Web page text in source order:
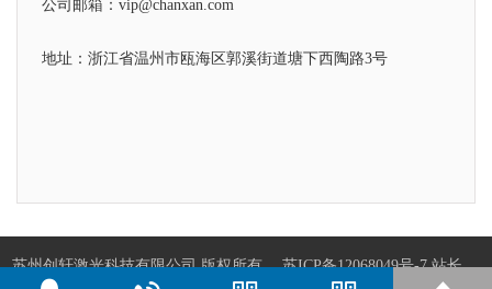
公司邮箱：vip@chanxan.com
地址：浙江省温州市瓯海区郭溪街道塘下西陶路3号
苏州创轩激光科技有限公司 版权所有 苏ICP备12068049号-7 站长